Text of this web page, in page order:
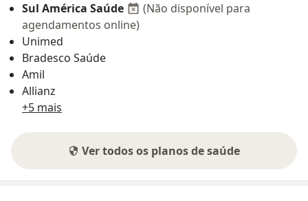
Sul América Saúde
(Não disponível para
agendamentos online)
Unimed
Bradesco Saúde
Amil
Allianz
+5 mais
Ver todos os planos de saúde